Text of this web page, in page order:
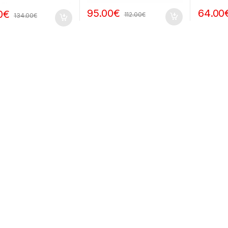
€ 134.00€ 95.00€ 112.00€ 64.00